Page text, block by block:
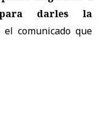
darles la
comunicado que